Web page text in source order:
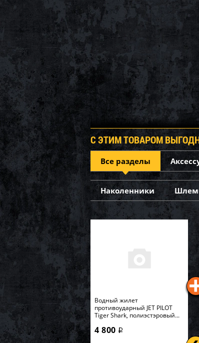
С ЭТИМ ТОВАРОМ
Все разделы
Наколенники
Водный жилет
противоударный JET PILOT
Tiger Shark, полиэстэровый...
4 800 i